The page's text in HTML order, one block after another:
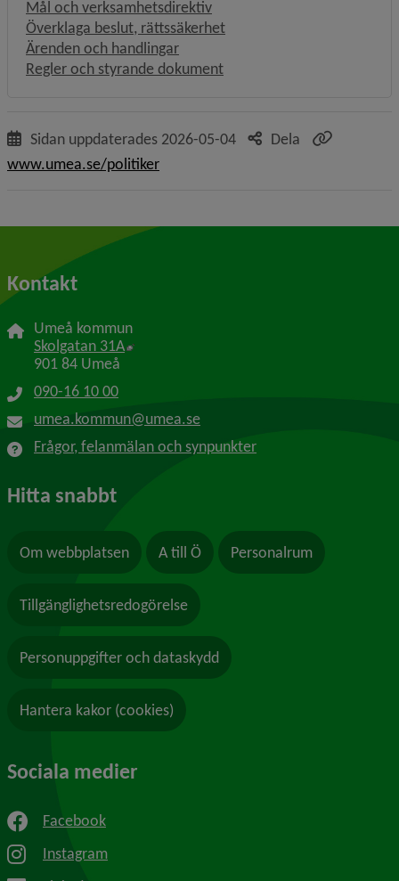
Mål och verksamhetsdirektiv
Överklaga beslut, rättssäkerhet
Ärenden och handlingar
Regler och styrande dokument
Sidan uppdaterades 2026-05-04
Dela
www.umea.se/politiker
Kontakt
Umeå kommun
Skolgatan 31A Länk till annan webbplats, öppnas i nytt
901 84 Umeå
090-16 10 00
umea.kommun@umea.se
Frågor, felanmälan och synpunkter
Hitta snabbt
Om webbplatsen A till Ö Personalrum
Tillgänglighetsredogörelse
Personuppgifter och dataskydd
Hantera kakor (cookies)
Sociala medier
Facebook
Instagram